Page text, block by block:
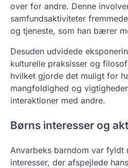
over for andre. Denne
samfundsaktiviteter
og tjeneste, som han bærer
Desuden udvidede
kulturelle praksisser og
hvilket gjorde det muligt for
mangfoldighed og
interaktioner med andre.
Børns interesser og
Anvarbeks barndom var
interesser, der afspejlede